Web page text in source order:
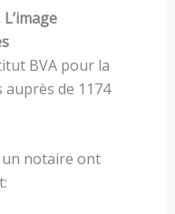
L’image
BVA pour la
de 1174
un notaire ont